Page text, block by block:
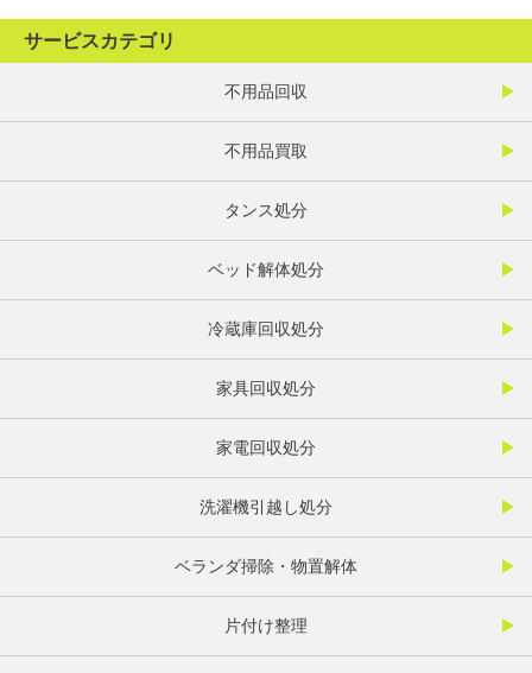
サービスカテゴリ
不用品回収
不用品買取
タンス処分
ベッド解体処分
冷蔵庫回収処分
家具回収処分
家電回収処分
洗濯機引越し処分
ベランダ掃除・物置解体
片付け整理